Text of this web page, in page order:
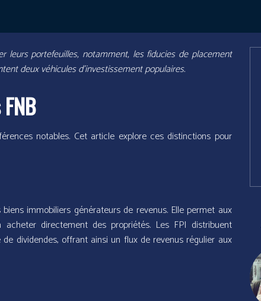
leurs portefeuilles, notamment, les fiducies de placement
deux véhicules d’investissement populaires.
notables. Cet article explore ces distinctions pour
immobiliers générateurs de revenus. Elle permet aux
directement des propriétés. Les FPI distribuent
dividendes, offrant ainsi un flux de revenus régulier aux